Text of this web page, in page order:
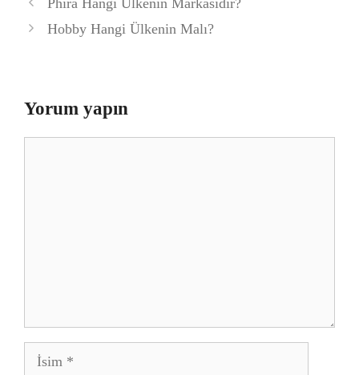
Phira Hangi Ülkenin Markasıdır?
Hobby Hangi Ülkenin Malı?
Yorum yapın
İsim